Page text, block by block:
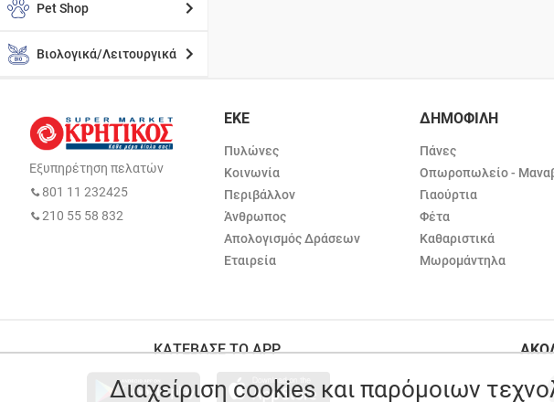
Pet Shop
Βιολογικά/Λειτουργικά
Εξυπηρέτηση πελατών
801 11 232425
210 55 58 832
ΕΚΕ
Πυλώνες
Κοινωνία
Περιβάλλον
Άνθρωπος
Απολογισμός Δράσεων
Εταιρεία
ΔΗΜΟΦΙΛΗ
Πάνες
Οπωροπωλείο -
Γιαούρτια
Φέτα
Καθαριστικά
Μωρομάντηλα
ΚΑΤΕΒΑΣΕ ΤΟ APP
Διαχείριση cookies και παρόμοιων